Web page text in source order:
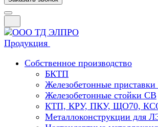
Продукция
Собственное производство
БКТП
Железобетонные
Железобетонные стойки СВ
КТП, КРУ, ПКУ, ЩО70,
Металлоконструкции для